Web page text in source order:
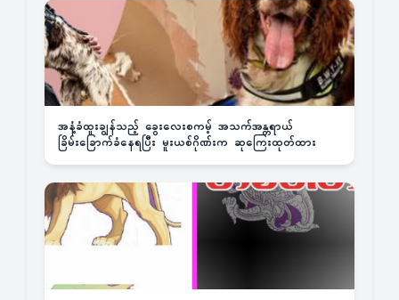
အနံ့ခံထူးချွန်သည့် ခွေးလေးစကမ့် အသက်အန္တရာယ်
ခြိမ်းခြောက်ခံနေရပြီး မူးယစ်ဂိုဏ်းက ဆုကြေးထုတ်ထား